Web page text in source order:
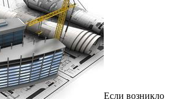
Если возникло